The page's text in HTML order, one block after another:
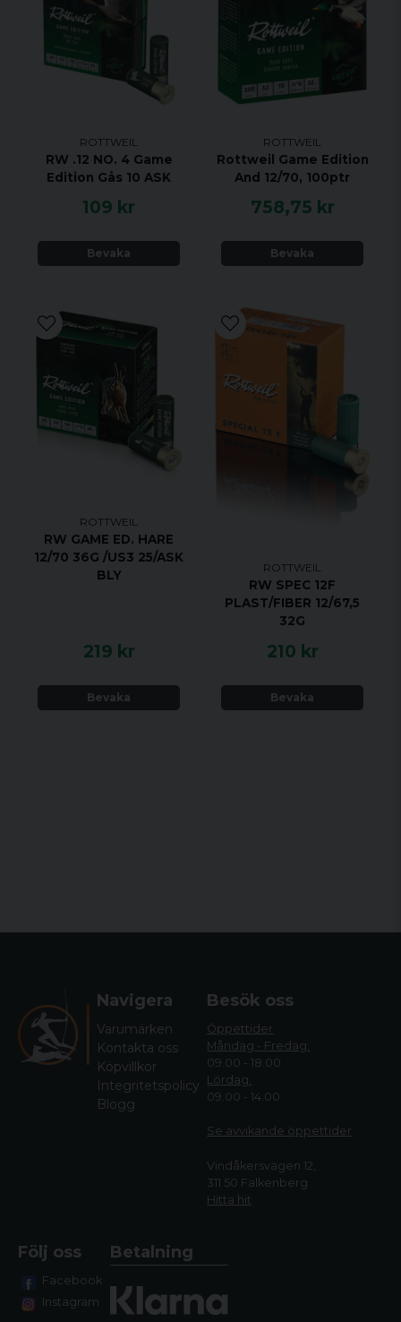
ROTTWEIL
RW .12 NO. 4 Game
Edition Gås 10 ASK
109 kr
Bevaka
ROTTWEIL
Rottweil Game Edition
And 12/70, 100ptr
758,75 kr
Bevaka
ROTTWEIL
RW GAME ED. HARE
12/70 36G /US3 25/ASK
BLY
219 kr
Bevaka
ROTTWEIL
RW SPEC 12F
PLAST/FIBER 12/67,5
32G
210 kr
Bevaka
Navigera
Varumärken
Kontakta oss
Köpvillkor
Integritetspolicy
Blogg
Besök oss
Öppettider
Måndag - Fredag:
09.00 - 18.00
Lördag:
09.00 - 14.00
Se avvikande öppettider
Vindåkersvägen 12,
311 50 Falkenberg
Hitta hit
Följ oss
Facebook
Instagram
Betalning